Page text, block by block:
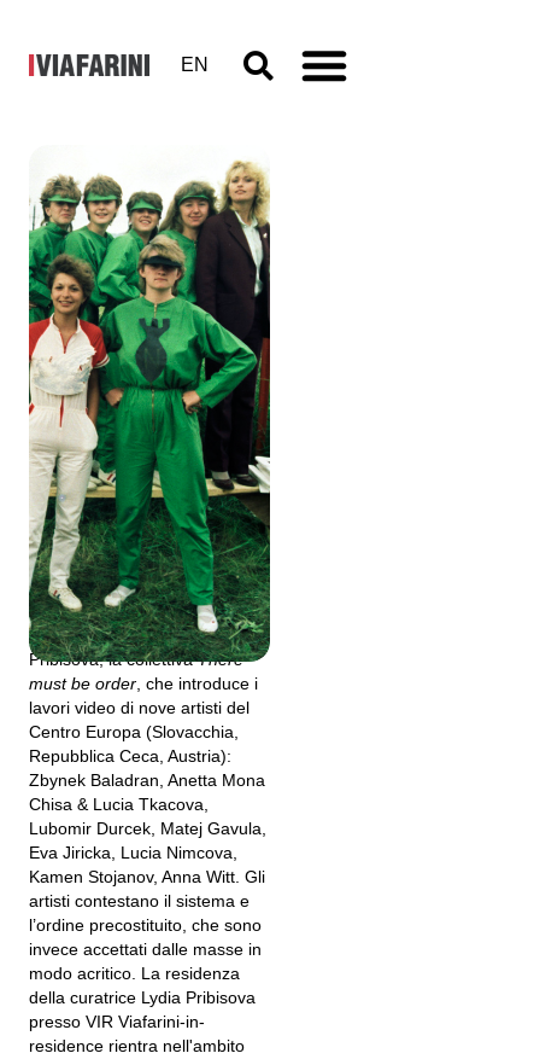
EN
There Must
Be Order –
Nove artisti
dall’Europa
centrale
18 -28 febbraio 2013
a cura di Lydia Pribisova
Viafarini è lieta di presentare,
con la curatela di Lydia
Pribisova, la collettivaThere
must be order , che introduce i
lavori video di nove artisti del
Centro Europa (Slovacchia,
Repubblica Ceca, Austria):
Zbynek Baladran, Anetta Mona
Chisa & Lucia Tkacova,
Lubomir Durcek, Matej Gavula,
Eva Jiricka, Lucia Nimcova,
Kamen Stojanov, Anna Witt. Gli
artisti contestano il sistema e
l’ordine precostituito, che sono
invece accettati dalle masse in
modo acritico. La residenza
della curatrice Lydia Pribisova
presso VIR Viafarini-in-
residence rientra nell'ambito